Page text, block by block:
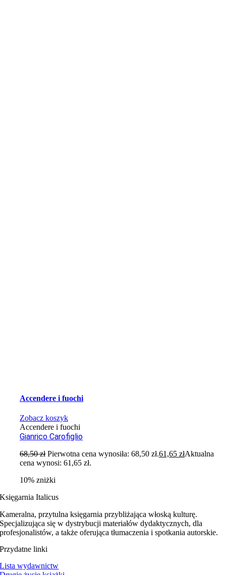
Accendere i fuochi
Zobacz koszyk
Accendere i fuochi
Gianrico Carofiglio
68,50zł Pierwotna cena wynosiła: 68,50 zł.61,65złAktualna
cena wynosi: 61,65 zł.
10% zniżki
Księgarnia Italicus
Kameralna, przytulna księgarnia przybliżająca włoską kulturę.
Specjalizująca się w dystrybucji materiałów dydaktycznych, dla
profesjonalistów, a także oferująca tłumaczenia i spotkania autorskie.
Przydatne linki
Lista wydawnictw